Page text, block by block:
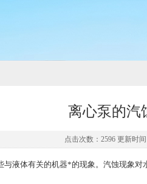
离心泵的汽
点击次数：2596 更新时
与液体有关的机器*的现象。汽蚀现象